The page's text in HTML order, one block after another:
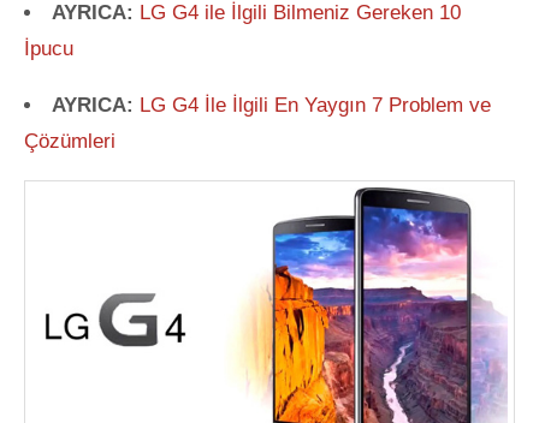
AYRICA: LG G4 ile İlgili Bilmeniz Gereken 10
İpucu
AYRICA: LG G4 İle İlgili En Yaygın 7 Problem ve
Çözümleri